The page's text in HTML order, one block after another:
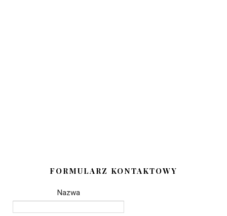
FORMULARZ KONTAKTOWY
Nazwa